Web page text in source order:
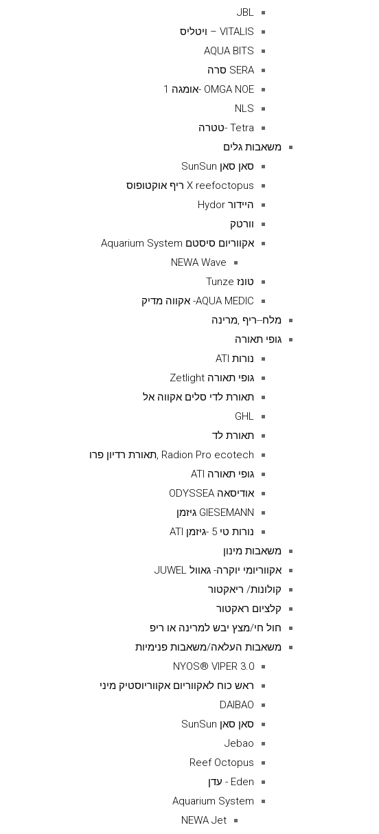
JBL
VITALIS – ויטליס
AQUA BITS
SERA סרה
OMGA NOE -אומגה 1
NLS
Tetra -טטרה
משאבות גלים
סאן סאן SunSun
X reefoctopus ריף אוקטופוס
היידור Hydor
וורטק
אקווריום סיסטם Aquarium System
NEWA Wave
טונז Tunze
AQUA MEDIC- אקווה מדיק
מלח--ריף ,מרינה
גופי תאורה
נורות ATI
גופי תאורה Zetlight
תאורת לדי סלים אקווה אל
GHL
תאורת לד
Radion Pro ecotech ,תאורת רדיון פרו
גופי תאורה ATI
אודיסאה ODYSSEA
GIESEMANN גיזמן
נורות טי 5 -גיזמן ATI
משאבות מינון
אקווריומי יוקרה- גאוול JUWEL
קולונות/ ריאקטור
קלציום ראקטור
חול חי/מצץ יבש למרינה או ריפ
משאבות העלאה/משאבות פנימיות
NYOS® VIPER 3.0
ראש כוח לאקווריום אקווריוסטיק מיני
DAIBAO
סאן סאן SunSun
Jebao
Reef Octopus
Eden - עדן
Aquarium System
NEWA Jet